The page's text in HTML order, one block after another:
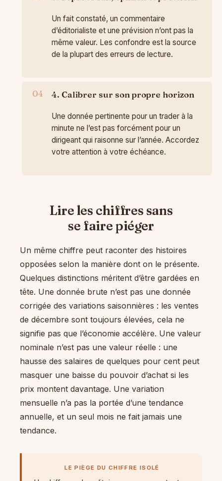
Un fait constaté, un commentaire
d’éditorialiste et une prévision n’ont pas la
même valeur. Les confondre est la source
de la plupart des erreurs de lecture.
4. Calibrer sur son propre horizon
Une donnée pertinente pour un trader à la
minute ne l’est pas forcément pour un
dirigeant qui raisonne sur l’année. Accordez
votre attention à votre échéance.
Lire les chiffres sans
se faire piéger
Un même chiffre peut raconter des histoires
opposées selon la manière dont on le présente.
Quelques distinctions méritent d’être gardées en
tête. Une donnée brute n’est pas une donnée
corrigée des variations saisonnières : les ventes
de décembre sont toujours élevées, cela ne
signifie pas que l’économie accélère. Une valeur
nominale n’est pas une valeur réelle : une
hausse des salaires de quelques pour cent peut
masquer une baisse du pouvoir d’achat si les
prix montent davantage. Une variation
mensuelle n’a pas la portée d’une tendance
annuelle, et un seul mois ne fait jamais une
tendance.
LE PIÈGE DU CHIFFRE ISOLÉ